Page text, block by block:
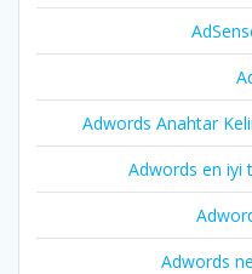
Adwords Anahtar
Adwords en iyi
Adwords